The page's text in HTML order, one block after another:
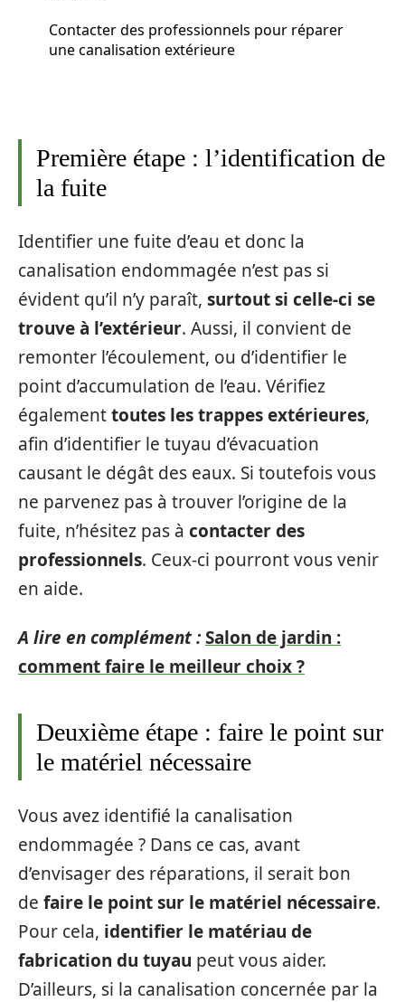
Contacter des professionnels pour réparer
une canalisation extérieure
Première étape : l’identification de
la fuite
Identifier une fuite d’eau et donc la
canalisation endommagée n’est pas si
évident qu’il n’y paraît, surtout si celle-ci se
trouve à l’extérieur. Aussi, il convient de
remonter l’écoulement, ou d’identifier le
point d’accumulation de l’eau. Vérifiez
égalementtoutes les trappes extérieures,
afin d’identifier le tuyau d’évacuation
causant le dégât des eaux. Si toutefois vous
ne parvenez pas à trouver l’origine de la
fuite, n’hésitez pas à contacter des
professionnels. Ceux-ci pourront vous venir
en aide.
A lire en complément :Salon de jardin :
comment faire le meilleur choix ?
Deuxième étape : faire le point sur
le matériel nécessaire
Vous avez identifié la canalisation
endommagée ? Dans ce cas, avant
d’envisager des réparations, il serait bon
de faire le point sur le matériel nécessaire.
Pour cela, identifier le matériau de
fabrication du tuyau peut vous aider.
D’ailleurs, si la canalisation concernée par la